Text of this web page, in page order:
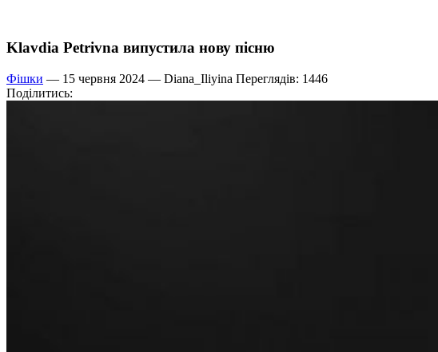
Klavdia Petrivna випустила нову пісню
Фішки — 15 червня 2024 — Diana_Iliyina Переглядів: 1446
Поділитись: